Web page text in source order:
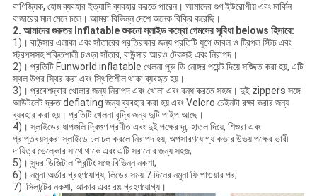
বাণিজ্যিক, হোম ব্যবহার ইত্যাদি ব্যবহার করতে পারেন। আমাদের গুণ ইউরোপীয় এবং মার্কিন
বাজারের মান মেনে চলে। আমরা বিভিন্ন দেশে অনেক বিক্রি করেছি।
2. আমাদের গুরুতর Inflatable শুকনো স্লাইড কম্বো গেমসের সুবিধা belows হিসাবে:
1)। বাউন্সার এলাকা এবং সাঁতারের প্রতিরক্ষার জন্য প্রতিটি যুগে ডাবল ও ট্রিপল স্টিচ এবং
স্ট্রপসসহ শক্তিশালী চওড়া সাঁতার, বাউন্সার আরও টেকসই এবং নিরাপদ।
2)। প্রতিটি Funworld inflatable খেলনা পুরু ডি নোঙ্গর পয়েন্ট দিয়ে সজ্জিত করা হয়, এটি
স্থল উপর স্থির করা এবং স্থিতিশীল থাকা ব্যবহৃত হয়।
3)। প্রবেশদ্বার খোলার জন্য নিরাপদ এবং খোলা এবং বন্ধ করতে সহজ। দুই zippers সঙ্গে
আউটলেট দ্রুত deflating জন্য ব্যবহার করা হয় এবং Velcro চেইনটা রক্ষা করার জন্য
ব্যবহার করা হয়। প্রতিটি খেলনা বৃদ্ধি জন্য দুটি পাইপ আছে।
4)। স্লাইডের ধাপগুলি দ্বিগুণ প্রণীত এবং দুই পক্ষের দৃঢ় হাতল দিয়ে, শিশুরা এবং
প্রাপ্তবয়স্করা স্লাইডে চলাচল করলে নিরাপদ হয়, অপসারণযোগ্য কভার উভয় পক্ষের ভারী
দায়িত্ব ভেল্কোর সাথে থাকে এবং এটি সরানোর জন্য সহজ;
5)। সুন্দর ডিজিটাল প্রিন্টিং সঙ্গে বিভিন্ন নকশা;
6)। নমুনা অর্ডার গ্রহণযোগ্য, লিডের সময় 7 দিনের নমুনা ফি পাওয়ার পর;
7) .সিলান্টের নকশা, আকার এবং রঙ গ্রহণযোগ্য।